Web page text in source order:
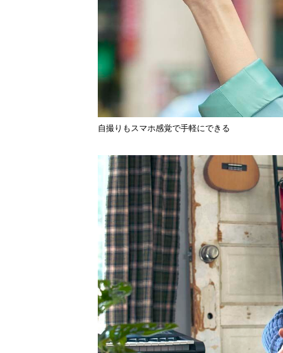
自撮りもスマホ感覚で手軽にできる